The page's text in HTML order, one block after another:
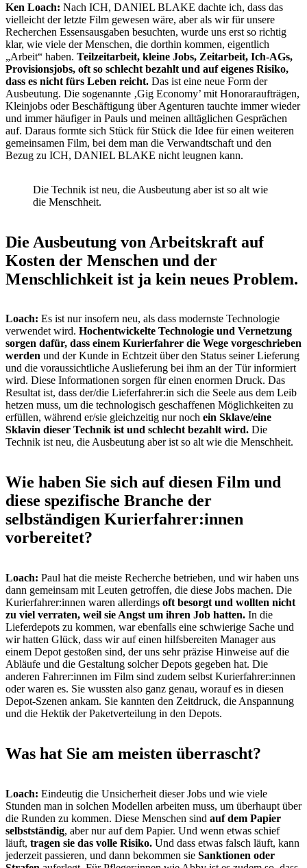
Ken Loach: Nach ICH, DANIEL BLAKE dachte ich, dass das
vielleicht der letzte Film gewesen wäre, aber als wir für unsere
Recherchen Essensausgaben besuchten, wurde uns erst so richtig
klar, wie viele der Menschen, die dorthin kommen, eigentlich
„Arbeit“ haben. Teilzeitarbeit, kleine Jobs, Zeitarbeit, Ich-AGs,
Provisionsjobs, oft so schlecht bezahlt und auf eigenes Risiko,
dass es nicht fürs Leben reicht. Das ist eine neue Form der
Ausbeutung. Die sogenannte ‚Gig Economy’ mit Honoraraufträgen,
Kleinjobs oder Beschäftigung über Agenturen tauchte immer wieder
und immer häufiger in Pauls und meinen alltäglichen Gesprächen
auf. Daraus formte sich Stück für Stück die Idee für einen weiteren
gemeinsamen Film, bei dem man die Verwandtschaft und den
Bezug zu ICH, DANIEL BLAKE nicht leugnen kann.
Die Technik ist neu, die Ausbeutung aber ist so alt wie
die Menschheit.
Die Ausbeutung von Arbeitskraft auf
Kosten der Menschen und der
Menschlichkeit ist ja kein neues Problem.
Loach: Es ist nur insofern neu, als dass modernste Technologie
verwendet wird. Hochentwickelte Technologie und Vernetzung
sorgen dafür, dass einem Kurierfahrer die Wege vorgeschrieben
werden und der Kunde in Echtzeit über den Status seiner Lieferung
und die voraussichtliche Auslieferung bei ihm an der Tür informiert
wird. Diese Informationen sorgen für einen enormen Druck. Das
Resultat ist, dass der/die Lieferfahrer:in sich die Seele aus dem Leib
hetzen muss, um die technologisch geschaffenen Möglichkeiten zu
erfüllen, während er/sie gleichzeitig nur noch ein Sklave/eine
Sklavin dieser Technik ist und schlecht bezahlt wird. Die
Technik ist neu, die Ausbeutung aber ist so alt wie die Menschheit.
Wie haben Sie sich auf diesen Film und
diese spezifische Branche der
selbständigen Kurierfahrer:innen
vorbereitet?
Loach: Paul hat die meiste Recherche betrieben, und wir haben uns
dann gemeinsam mit Leuten getroffen, die diese Jobs machen. Die
Kurierfahrer:innen waren allerdings oft besorgt und wollten nicht
zu viel verraten, weil sie Angst um ihren Job hatten. In die
Lieferdepots zu kommen, war ebenfalls eine schwierige Sache und
wir hatten Glück, dass wir auf einen hilfsbereiten Manager aus
einem Depot gestoßen sind, der uns sehr präzise Hinweise auf die
Abläufe und die Gestaltung solcher Depots gegeben hat. Die
anderen Fahrer:innen im Film sind zudem selbst Kurierfahrer:innen
oder waren es. Sie wussten also ganz genau, worauf es in diesen
Depot-Szenen ankam. Sie kannten den Zeitdruck, die Anspannung
und die Hektik der Paketverteilung in den Depots.
Was hat Sie am meisten überrascht?
Loach: Eindeutig die Unsicherheit dieser Jobs und wie viele
Stunden man in solchen Modellen arbeiten muss, um überhaupt über
die Runden zu kommen. Diese Menschen sind auf dem Papier
selbstständig, aber nur auf dem Papier. Und wenn etwas schief
läuft, tragen sie das volle Risiko. Und dass etwas falsch läuft, kann
jederzeit passieren, und dann bekommen sie Sanktionen oder